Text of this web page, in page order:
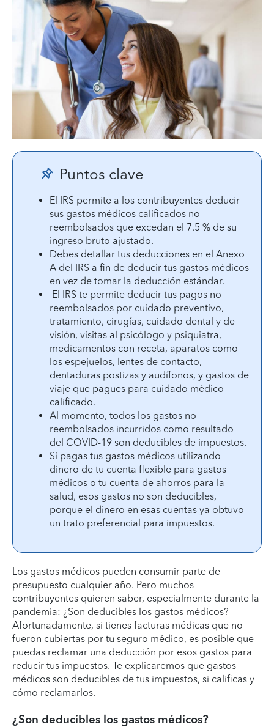
Puntos clave
El IRS permite a los contribuyentes deducir
sus gastos médicos calificados no
reembolsados que excedan el 7.5 % de su
ingreso bruto ajustado.
Debes detallar tus deducciones en el Anexo
A del IRS a fin de deducir tus gastos médicos
en vez de tomar la deducción estándar.
El IRS te permite deducir tus pagos no
reembolsados por cuidado preventivo,
tratamiento, cirugías, cuidado dental y de
visión, visitas al psicólogo y psiquiatra,
medicamentos con receta, aparatos como
los espejuelos, lentes de contacto,
dentaduras postizas y audífonos, y gastos de
viaje que pagues para cuidado médico
calificado.
Al momento, todos los gastos no
reembolsados incurridos como resultado
del COVID-19 son deducibles de impuestos.
Si pagas tus gastos médicos utilizando
dinero de tu cuenta flexible para gastos
médicos o tu cuenta de ahorros para la
salud, esos gastos no son deducibles,
porque el dinero en esas cuentas ya obtuvo
un trato preferencial para impuestos.
Los gastos médicos pueden consumir parte de
presupuesto cualquier año. Pero muchos
contribuyentes quieren saber, especialmente durante la
pandemia: ¿Son deducibles los gastos médicos?
Afortunadamente, si tienes facturas médicas que no
fueron cubiertas por tu seguro médico, es posible que
puedas reclamar una deducción por esos gastos para
reducir tus impuestos. Te explicaremos que gastos
médicos son deducibles de tus impuestos, si calificas y
cómo reclamarlos.
¿Son deducibles los gastos médicos?